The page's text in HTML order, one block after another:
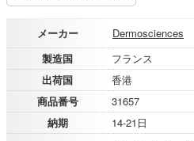
メーカー
Dermosciences
製造国
フランス
出荷国
香港
商品番号
31657
納期
14-21日